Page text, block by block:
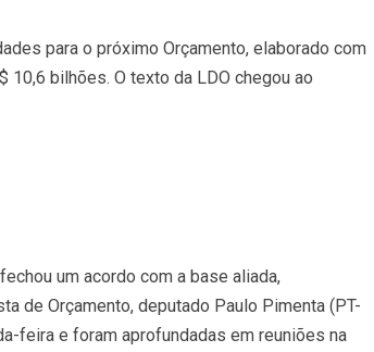
para o próximo Orçamento, elaborado com
bilhões. O texto da LDO chegou ao
um acordo com a base aliada,
de Orçamento, deputado Paulo Pimenta (PT-
feira e foram aprofundadas em reuniões na